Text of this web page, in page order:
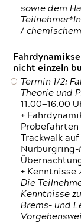
sowie dem
/
nicht einzeln
Termin 1/2:
Theorie und
11.00—16.00
+
Probefahrten
Trackwalk
Nürburgring-
+ Kenntnisse
Die
Kenntnisse
Brems- und